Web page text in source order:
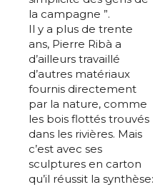
la campagne ”.
Il y a plus de trente
ans, Pierre Ribà a
d’ailleurs travaillé
d’autres matériaux
fournis directement
par la nature, comme
les bois flottés trouvés
dans les rivières. Mais
c’est avec ses
sculptures en carton
qu’il réussit la synthèse: